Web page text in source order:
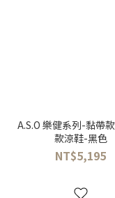
A.S.O 樂健系列-黏帶
款涼鞋-黑色
NT$5,195